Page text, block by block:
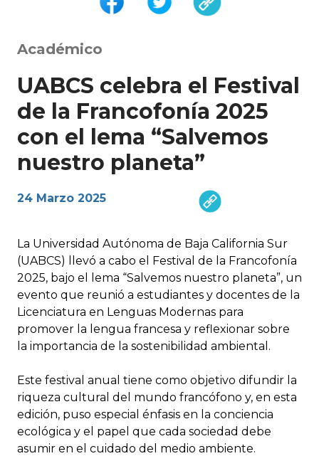
Académico
UABCS celebra el Festival
de la Francofonía 2025
con el lema “Salvemos
nuestro planeta”
24 Marzo 2025
La Universidad Autónoma de Baja California Sur
(UABCS) llevó a cabo el Festival de la Francofonía
2025, bajo el lema “Salvemos nuestro planeta”, un
evento que reunió a estudiantes y docentes de la
Licenciatura en Lenguas Modernas para
promover la lengua francesa y reflexionar sobre
la importancia de la sostenibilidad ambiental.
Este festival anual tiene como objetivo difundir la
riqueza cultural del mundo francófono y, en esta
edición, puso especial énfasis en la conciencia
ecológica y el papel que cada sociedad debe
asumir en el cuidado del medio ambiente.